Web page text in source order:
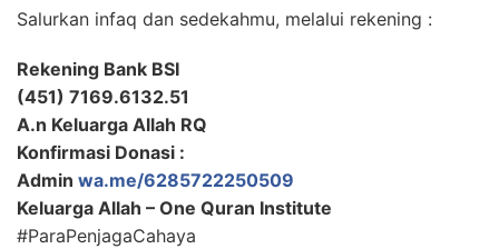
Salurkan infaq dan sedekahmu, melalui rekening :
Rekening Bank BSI
(451) 7169.6132.51
A.n Keluarga Allah RQ
Konfirmasi Donasi :
Admin wa.me/6285722250509
Keluarga Allah – One Quran Institute
#ParaPenjagaCahaya